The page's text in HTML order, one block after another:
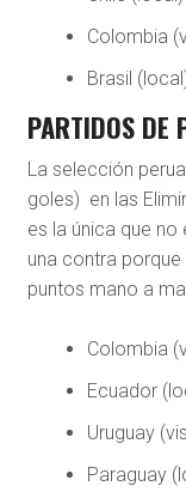
Colombia
Brasil
PARTIDOS DE
La selección
goles) en las
es la única que
una contra
puntos mano a
Colombia
Ecuador
Uruguay
Paraguay